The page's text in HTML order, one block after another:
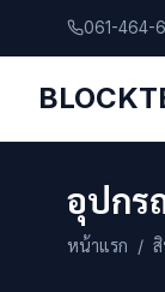
061-464-
อุปกร
หน้าแรก /